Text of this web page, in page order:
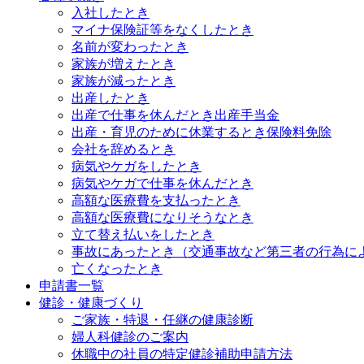
入社したとき
マイナ保険証等をなくしたとき
名前が変わったとき
家族が増えたとき
家族が減ったとき
出産したとき
出産で仕事を休んだとき 出産手当金
出産・育児のために休業するとき保険料免除
会社を辞めるとき
病気やケガをしたとき
病気やケガで仕事を休んだとき
高額な医療費を支払ったとき
高額な医療費になりそうなとき
立て替え払いをしたとき
事故にあったとき（交通事故など第三者の行為に
亡くなったとき
申請書一覧
健診・健康づくり
ご家族・特退・任継の健康診断
婦人科健診のご案内
休職中の社員の特定健診補助申請方法